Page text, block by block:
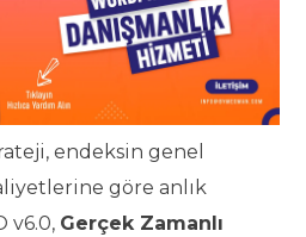
endeksin genel
göre anlık
v6.0, Gerçek Zamanlı